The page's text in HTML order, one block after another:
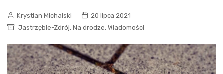
Krystian Michalski
20 lipca 2021
Jastrzębie-Zdrój, Na drodze, Wiadomości